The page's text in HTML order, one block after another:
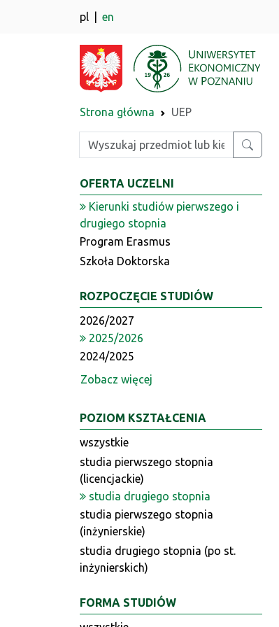
pl en
Strona główna UEP
Wpisz szukaną frazę
OFERTA UCZELNI
Kierunki studiów pierwszego i
drugiego stopnia
Program Erasmus
Szkoła Doktorska
ROZPOCZĘCIE STUDIÓW
2026/2027
2025/2026
2024/2025
Zobacz więcej
POZIOM KSZTAŁCENIA
wszystkie
studia pierwszego stopnia
(licencjackie)
studia drugiego stopnia
studia pierwszego stopnia
(inżynierskie)
studia drugiego stopnia (po st.
inżynierskich)
FORMA STUDIÓW